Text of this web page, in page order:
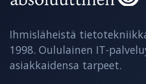
Ihmisläheistä
1998. Oululainen IT-
asiakkaidensa tarpeet.